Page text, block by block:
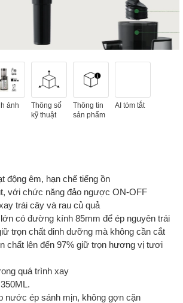
ảnh
Thông số
kỹ thuật
Thông tin
sản phẩm
AI tóm tắt
động êm, hạn chế tiếng ồn
với chức năng đảo ngược ON-OFF
trái cây và rau củ quả
có đường kính 85mm để ép nguyên trái
trọn chất dinh dưỡng mà không cần cắt
chất lên đến 97% giữ trọn hương vị tươi
quá trình xay
nước ép sánh mịn, không gợn cặn